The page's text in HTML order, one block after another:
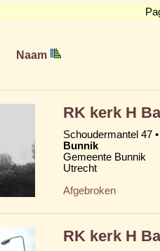
Naam
RK kerk H
Schoudermantel 47
Bunnik
Gemeente Bunnik
Utrecht
Afgebroken
RK kerk H